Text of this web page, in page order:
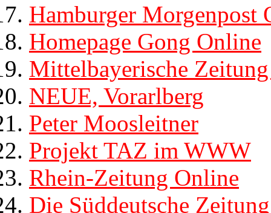
Hamburger Morgenpost
Homepage Gong Online
Mittelbayerische
NEUE, Vorarlberg
Peter Moosleitner
Projekt TAZ im WWW
Rhein-Zeitung Online
Die Süddeutsche Zeitung